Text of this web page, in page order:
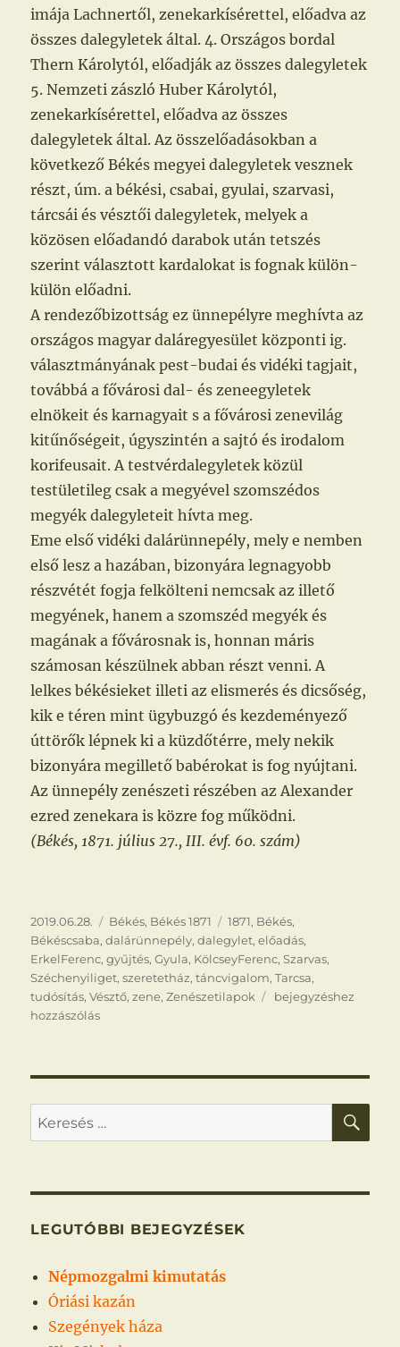
imája Lachnertől, zenekarkísérettel, előadva az
összes dalegyletek által. 4. Országos bordal
Thern Károlytól, előadják az összes dalegyletek
5. Nemzeti zászló Huber Károlytól,
zenekarkísérettel, előadva az összes
dalegyletek által. Az összelőadásokban a
következő Békés megyei dalegyletek vesznek
részt, úm. a békési, csabai, gyulai, szarvasi,
tárcsái és vésztői dalegyletek, melyek a
közösen előadandó darabok után tetszés
szerint választott kardalokat is fognak külön-
külön előadni.
A rendezőbizottság ez ünnepélyre meghívta az
országos magyar daláregyesület központi ig.
választmányának pest-budai és vidéki tagjait,
továbbá a fővárosi dal- és zeneegyletek
elnökeit és karnagyait s a fővárosi zenevilág
kitűnőségeit, úgyszintén a sajtó és irodalom
korifeusait. A testvérdalegyletek közül
testületileg csak a megyével szomszédos
megyék dalegyleteit hívta meg.
Eme első vidéki dalárünnepély, mely e nemben
első lesz a hazában, bizonyára legnagyobb
részvétét fogja felkölteni nemcsak az illető
megyének, hanem a szomszéd megyék és
magának a fővárosnak is, honnan máris
számosan készülnek abban részt venni. A
lelkes békésieket illeti az elismerés és dicsőség,
kik e téren mint ügybuzgó és kezdeményező
úttörők lépnek ki a küzdőtérre, mely nekik
bizonyára megillető babérokat is fog nyújtani.
Az ünnepély zenészeti részében az Alexander
ezred zenekara is közre fog működni.
(Békés, 1871. július 27., III. évf. 60. szám)
Közzétéve
2019.06.28. Kategória
Békés, Békés 1871 Címke
1871, Békés,
Békéscsaba,dalárünnepély,dalegylet,előadás,
ErkelFerenc,gyűjtés,Gyula, KölcseyFerenc,Szarvas,
Széchenyiliget,szeretetház,táncvigalom,Tarcsa,
tudósítás,Vésztő,zene,Zenészetilapok Dalárünnepély
bejegyzéshez
hozzászólás
Keresés
a
kifejezésre:
LEGUTÓBBI BEJEGYZÉSEK
Népmozgalmi kimutatás
Óriási kazán
Szegények háza